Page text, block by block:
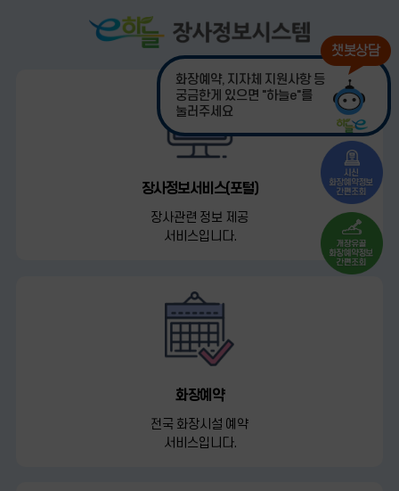
장사정보서비스(포털)
장사관련 정보 제공
서비스입니다.
화장예약
전국 화장시설 예약
서비스입니다.
화장예약, 지자체 지원사항 등
궁금한게 있으면 "하늘e"를
눌러주세요